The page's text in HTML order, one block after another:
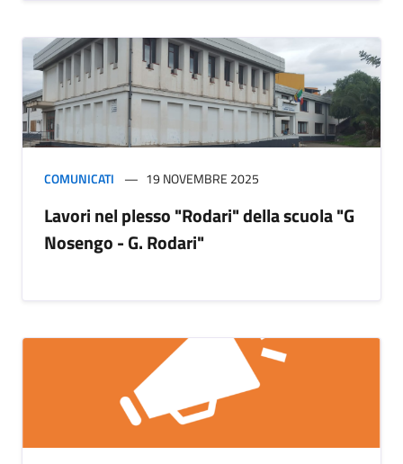
COMUNICATI 19 NOVEMBRE 2025
Lavori nel plesso "Rodari" della scuola "G
Nosengo - G. Rodari"